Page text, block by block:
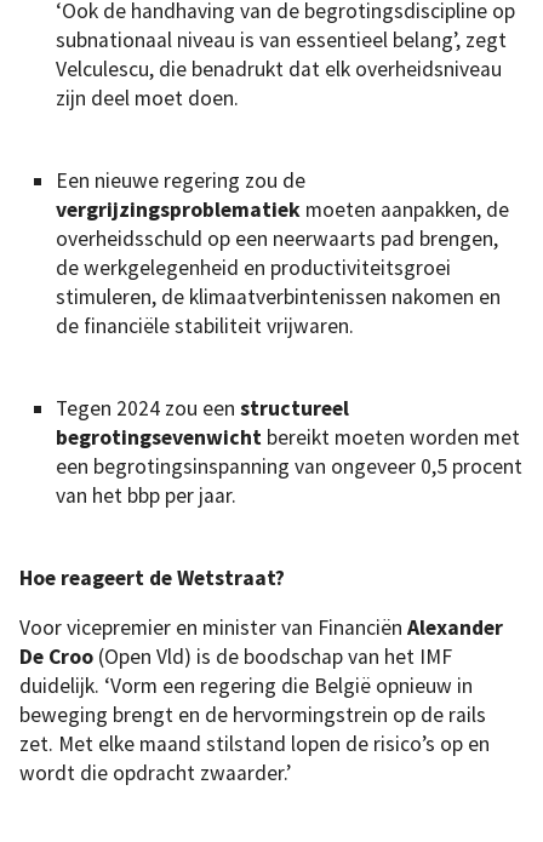
‘Ook de handhaving van de begrotingsdiscipline op
subnationaal niveau is van essentieel belang’, zegt
Velculescu, die benadrukt dat elk overheidsniveau
zijn deel moet doen.
Een nieuwe regering zou de
vergrijzingsproblematiek moeten aanpakken, de
overheidsschuld op een neerwaarts pad brengen,
de werkgelegenheid en productiviteitsgroei
stimuleren, de klimaatverbintenissen nakomen en
de financiële stabiliteit vrijwaren.
Tegen 2024 zou een structureel
begrotingsevenwicht bereikt moeten worden met
een begrotingsinspanning van ongeveer 0,5 procent
van het bbp per jaar.
Hoe reageert de Wetstraat?
Voor vicepremier en minister van Financiën Alexander
De Croo (Open Vld) is de boodschap van het IMF
duidelijk. ‘Vorm een regering die België opnieuw in
beweging brengt en de hervormingstrein op de rails
zet. Met elke maand stilstand lopen de risico’s op en
wordt die opdracht zwaarder.’